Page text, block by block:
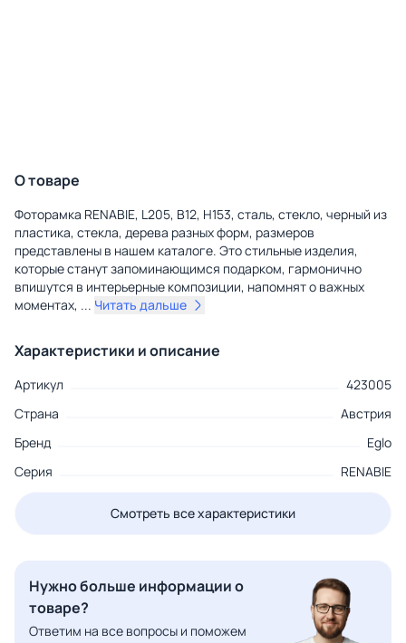
О товаре
Фоторамка RENABIE, L205, B12, H153, сталь, стекло, черный из
пластика, стекла, дерева разных форм, размеров
представлены в нашем каталоге. Это стильные изделия,
которые станут запоминающимся подарком, гармонично
впишутся в интерьерные композиции, напомнят о важных
моментах, ... Читать дальше
Характеристики и описание
Артикул
423005
Страна
Австрия
Бренд
Eglo
Серия
RENABIE
Смотреть все характеристики
Нужно больше информации о
товаре?
Ответим на все вопросы и поможем